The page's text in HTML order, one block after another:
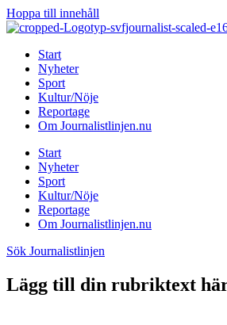
Hoppa till innehåll
Start
Nyheter
Sport
Kultur/Nöje
Reportage
Om Journalistlinjen.nu
Start
Nyheter
Sport
Kultur/Nöje
Reportage
Om Journalistlinjen.nu
Sök Journalistlinjen
Lägg till din rubriktext